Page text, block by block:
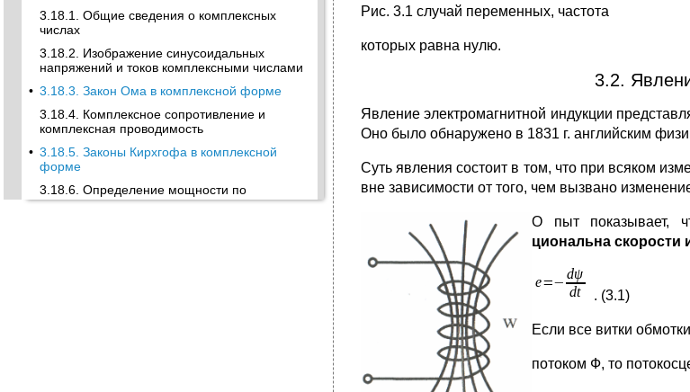
3.18.1. Общие сведения о комплексных
числах
3.18.2. Изображение синусоидальных
напряжений и токов комплексными числами
• 3.18.3. Закон Ома в комплексной форме
3.18.4. Комплексное сопротивление и
комплексная проводимость
• 3.18.5. Законы Кирхгофа в комплексной
форме
3.18.6. Определение мощности по
комплексным напряжению и току
Рис. 3.1 случай переменных, частота
которых равна нулю.
3.2.
Явление электромагнитной индукции
Оно было обнаружено в 1831 г. английским
Суть явления состоит в том, что при всяком
вне зависимости от того, чем вызвано
О пыт показывает,
циональна скорости
. (3.1)
Если все витки
потоком Ф, то